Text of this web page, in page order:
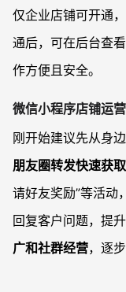
仅企业店铺可开通，
通后，可在后台查
作方便且安全。
微信小程序店铺运
刚开始建议先从身
朋友圈转发快速获
请好友奖励”等活动，
回复客户问题，提
广和社群经营，逐